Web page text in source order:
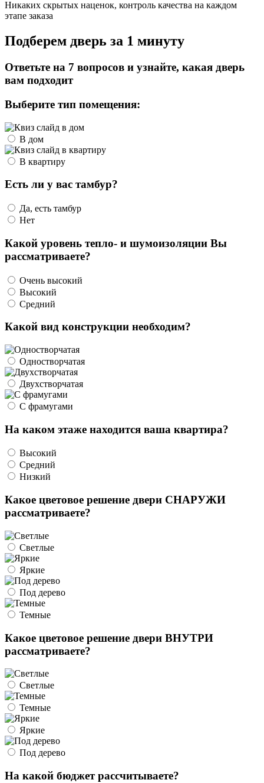
Никаких скрытых наценок, контроль качества на каждом
этапе заказа
Подберем дверь за 1 минуту
Ответьте на 7 вопросов и узнайте, какая дверь
вам подходит
Выберите тип помещения:
В дом
В квартиру
Есть ли у вас тамбур?
Да, есть тамбур
Нет
Какой уровень тепло- и шумоизоляции Вы
рассматриваете?
Очень высокий
Высокий
Средний
Какой вид конструкции необходим?
Одностворчатая
Двухстворчатая
С фрамугами
На каком этаже находится ваша квартира?
Высокий
Средний
Низкий
Какое цветовое решение двери СНАРУЖИ
рассматриваете?
Светлые
Яркие
Под дерево
Темные
Какое цветовое решение двери ВНУТРИ
рассматриваете?
Светлые
Темные
Яркие
Под дерево
На какой бюджет рассчитываете?